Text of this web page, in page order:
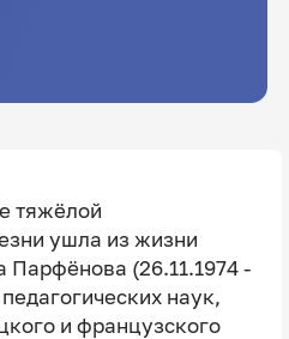
тяжёлой
ушла из жизни
Парфёнова (26.11.1974 -
наук,
и французского